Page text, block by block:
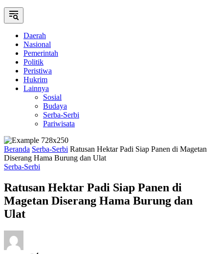
Daerah
Nasional
Pemerintah
Politik
Peristiwa
Hukrim
Lainnya
Sosial
Budaya
Serba-Serbi
Pariwisata
Beranda Serba-Serbi Ratusan Hektar Padi Siap Panen di Magetan
Diserang Hama Burung dan Ulat
Serba-Serbi
Ratusan Hektar Padi Siap Panen di
Magetan Diserang Hama Burung dan
Ulat